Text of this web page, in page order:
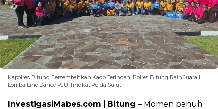
Kapolres Bitung Persembahkan Kado Terindah, Polres Bitung Raih Juara I
Lomba Line Dance PJU Tingkat Polda Sulut
InvestigasiMabes.com Bitung – Momen penuh